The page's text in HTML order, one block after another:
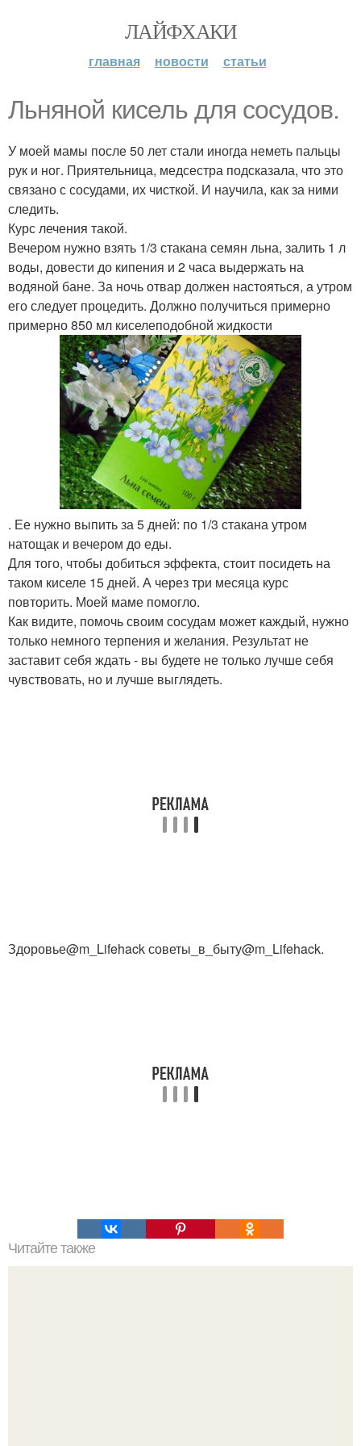
ЛАЙФХАКИ
главная новости статьи
Льняной кисель для сосудов.
У моей мамы после 50 лет стали иногда неметь пальцы
рук и ног. Приятельница, медсестра подсказала, что это
связано с сосудами, их чисткой. И научила, как за ними
следить.
Курс лечения такой.
Вечером нужно взять 1/3 стакана семян льна, залить 1 л
воды, довести до кипения и 2 часа выдержать на
водяной бане. За ночь отвар должен настояться, а утром
его следует процедить. Должно получиться примерно
примерно 850 мл киселеподобной жидкости
. Ее нужно выпить за 5 дней: по 1/3 стакана утром
натощак и вечером до еды.
Для того, чтобы добиться эффекта, стоит посидеть на
таком киселе 15 дней. А через три месяца курс
повторить. Моей маме помогло.
Как видите, помочь своим сосудам может каждый, нужно
только немного терпения и желания. Результат не
заставит себя ждать - вы будете не только лучше себя
чувствовать, но и лучше выглядеть.
Здоровье@m_Lifehack советы_в_быту@m_Lifehack.
Читайте также